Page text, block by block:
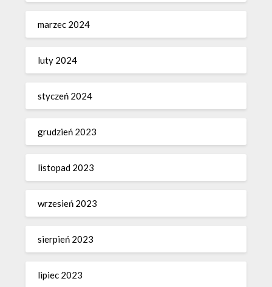
marzec 2024
luty 2024
styczeń 2024
grudzień 2023
listopad 2023
wrzesień 2023
sierpień 2023
lipiec 2023